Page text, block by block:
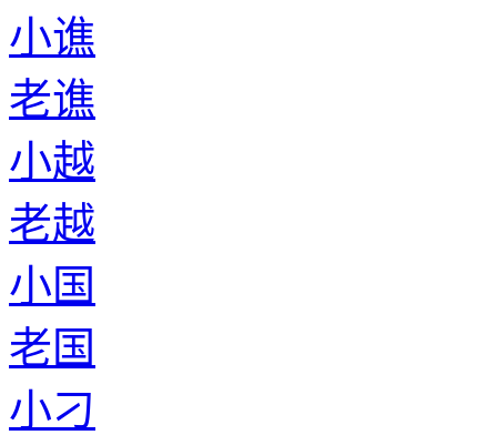
小谯
老谯
小越
老越
小国
老国
小刁